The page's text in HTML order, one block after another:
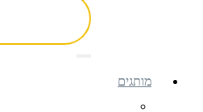
מותגים